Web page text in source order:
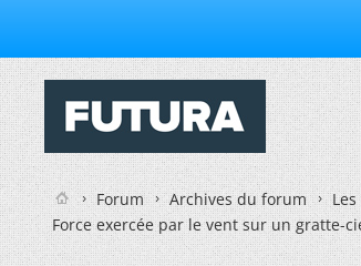
Forum Archives du forum
Force exercée par le vent sur un gratte-